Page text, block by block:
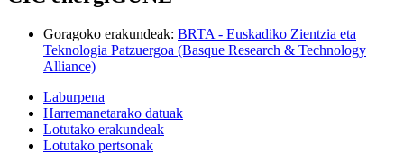
Goragoko erakundeak: BRTA - Euskadiko Zientzia eta
Teknologia Patzuergoa (Basque Research & Technology
Alliance)
Laburpena
Harremanetarako datuak
Lotutako erakundeak
Lotutako pertsonak